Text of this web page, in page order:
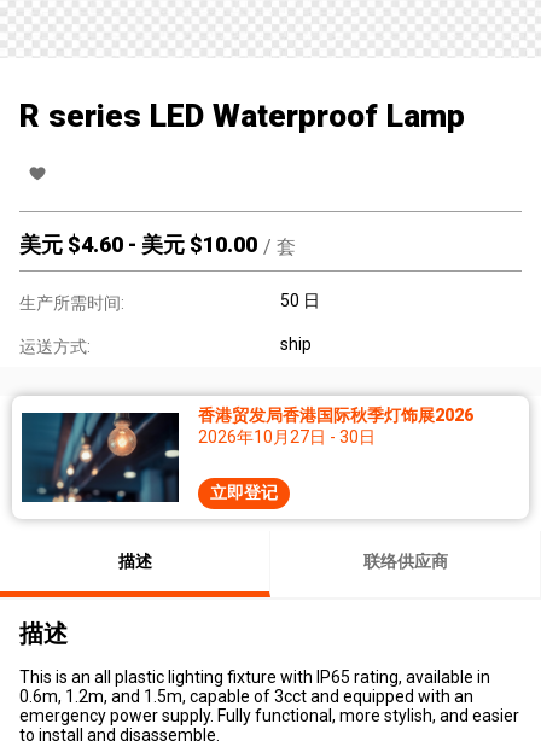
R series LED Waterproof Lamp
美元 $4.60 - 美元 $10.00 / 套
生产所需时间: 50 日
运送方式: ship
香港贸发局香港国际秋季灯饰展2026
2026年10月27日 - 30日
立即登记
描述 联络供应商
描述
This is an all plastic lighting fixture with IP65 rating, available in
0.6m, 1.2m, and 1.5m, capable of 3cct and equipped with an
emergency power supply. Fully functional, more stylish, and easier
to install and disassemble.